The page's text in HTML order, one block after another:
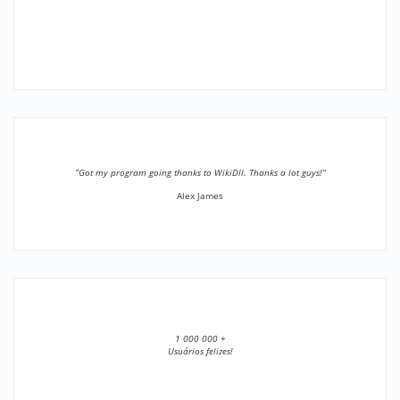
”Got my program going thanks to WikiDll. Thanks a lot guys!”
Alex James
1 000 000 +
Usuários felizes!